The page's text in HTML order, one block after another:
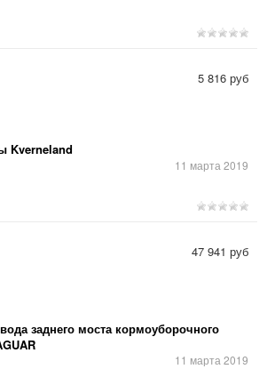
Kverneland
11 марта 2019
5 816 руб
заднего моста кормоуборочного
11 марта 2019
47 941 руб